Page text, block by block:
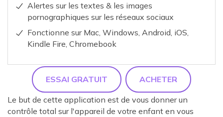
Alertes sur les textes & les images
pornographiques sur les réseaux sociaux
Fonctionne sur Mac, Windows, Android, iOS,
Kindle Fire, Chromebook
ESSAI GRATUIT ACHETER
Le but de cette application est de vous donner un
contrôle total sur l'appareil de votre enfant en vous